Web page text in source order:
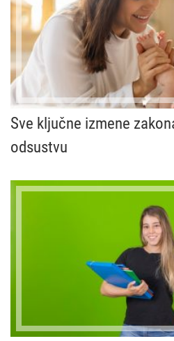
Sve ključne izmene
odsustvu